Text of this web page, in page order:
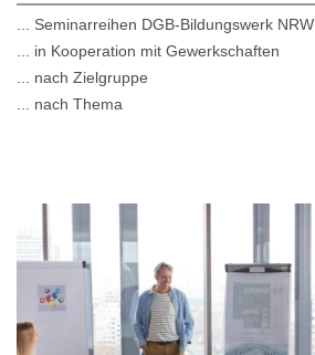
... Seminarreihen DGB-Bildungswerk NRW
... in Kooperation mit Gewerkschaften
... nach Zielgruppe
... nach Thema